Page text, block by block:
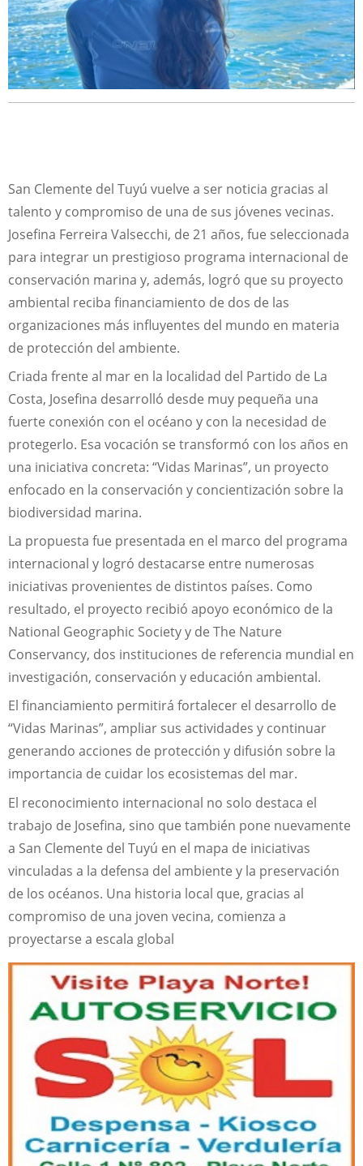
San Clemente del Tuyú vuelve a ser noticia gracias al
talento y compromiso de una de sus jóvenes vecinas.
Josefina Ferreira Valsecchi, de 21 años, fue seleccionada
para integrar un prestigioso programa internacional de
conservación marina y, además, logró que su proyecto
ambiental reciba financiamiento de dos de las
organizaciones más influyentes del mundo en materia
de protección del ambiente.
Criada frente al mar en la localidad del Partido de La
Costa, Josefina desarrolló desde muy pequeña una
fuerte conexión con el océano y con la necesidad de
protegerlo. Esa vocación se transformó con los años en
una iniciativa concreta: “Vidas Marinas”, un proyecto
enfocado en la conservación y concientización sobre la
biodiversidad marina.
La propuesta fue presentada en el marco del programa
internacional y logró destacarse entre numerosas
iniciativas provenientes de distintos países. Como
resultado, el proyecto recibió apoyo económico de la
National Geographic Society y de The Nature
Conservancy, dos instituciones de referencia mundial en
investigación, conservación y educación ambiental.
El financiamiento permitirá fortalecer el desarrollo de
“Vidas Marinas”, ampliar sus actividades y continuar
generando acciones de protección y difusión sobre la
importancia de cuidar los ecosistemas del mar.
El reconocimiento internacional no solo destaca el
trabajo de Josefina, sino que también pone nuevamente
a San Clemente del Tuyú en el mapa de iniciativas
vinculadas a la defensa del ambiente y la preservación
de los océanos. Una historia local que, gracias al
compromiso de una joven vecina, comienza a
proyectarse a escala global